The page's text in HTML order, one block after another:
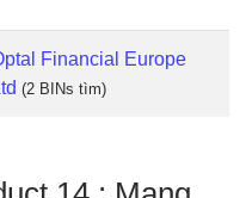
Financial Europe
(2 BINs tìm)